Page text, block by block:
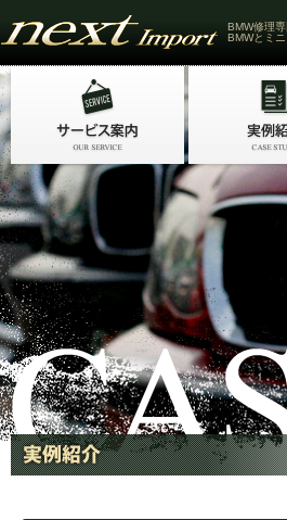
BMW修理
BMWとミ